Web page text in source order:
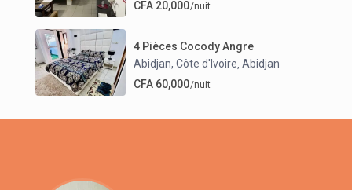
CFA 20,000/nuit
4 Pièces Cocody Angre
Abidjan, Côte d'Ivoire ,Abidjan
CFA 60,000/nuit